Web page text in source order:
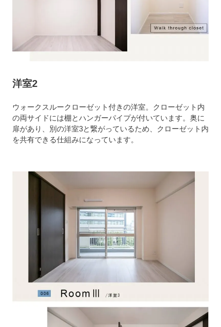
洋室2
ウォークスルークローゼット付きの洋室。クローゼット内
の両サイドには棚とハンガーパイプが付いています。奥に
扉があり、別の洋室3と繋がっているため、クローゼット内
を共有できる仕組みになっています。